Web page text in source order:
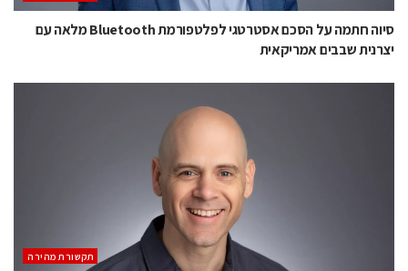
סיוה חתמה על הסכם אסטרטגי לפלטפורמת Bluetooth מלאה עם
יצרנית שבבים אמריקאית
תקשורת מהירה